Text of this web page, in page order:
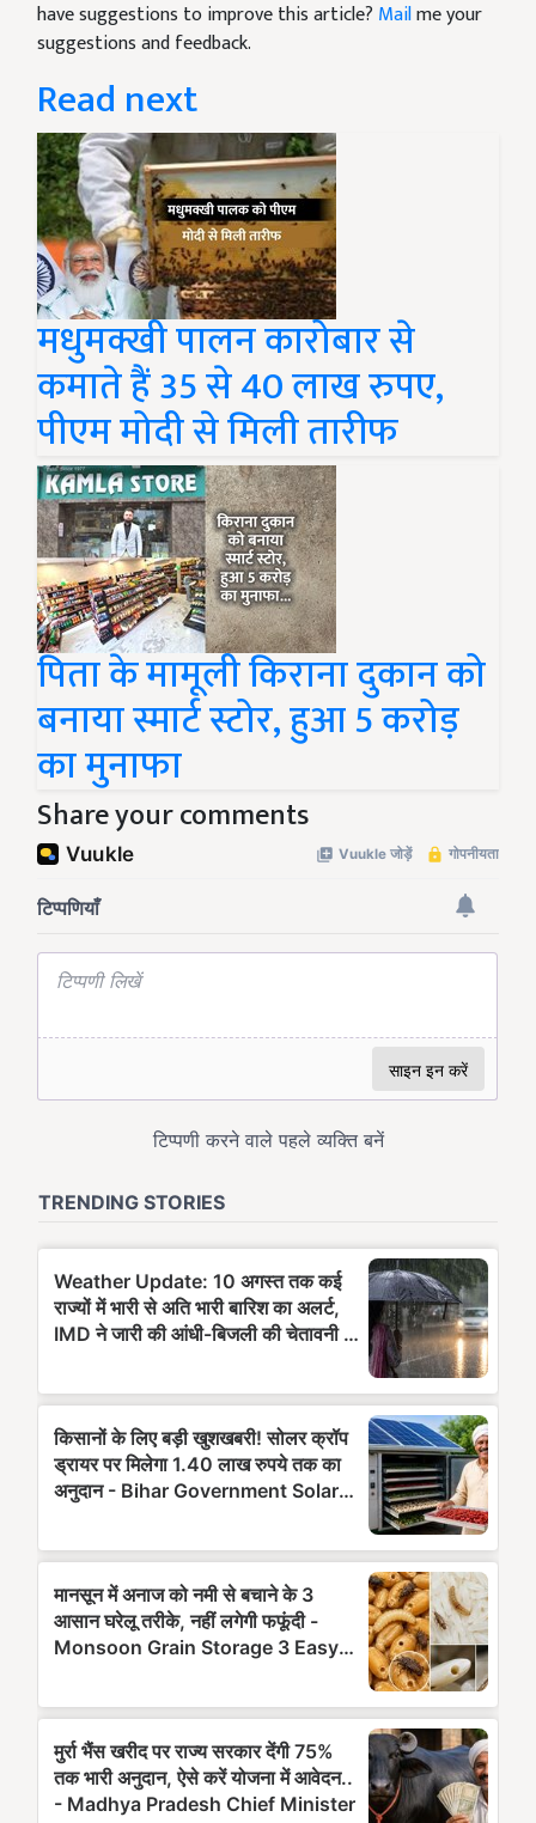
have suggestions to improve this article? Mailme your
suggestions and feedback.
Read next
मधुमक्खी पालन कारोबार से
कमाते हैं 35 से 40 लाख रुपए,
पीएम मोदी से मिली तारीफ
पिता के मामूली किराना दुकान को
बनाया स्मार्ट स्टोर, हुआ 5 करोड़
का मुनाफा
Share your comments